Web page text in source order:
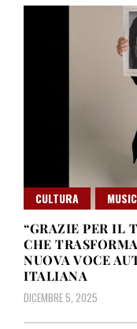
CULTURA
“GRAZIE PER IL
CHE
NUOVA VOCE
ITALIANA
DICEMBRE 5, 2025